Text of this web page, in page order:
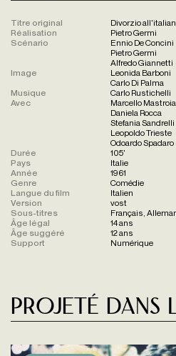
Titre original
Divorzio
Réalisation
Pietro Germi
Scénario
Ennio De Concini
Pietro Germi
Alfredo Giannetti
Image
Leonida Barboni
Carlo Di Palma
Musique
Carlo Rustichelli
Avec
Marcello
Daniela Rocca
Stefania Sandrelli
Leopoldo Trieste
Odoardo Spadaro
Durée
105'
Pays
Italie
Année
1961
Genre
Comédie
Langue du film
Italien
Version
vost
Sous-titres
Français,
Âge légal
14 ans
Âge suggéré
12 ans
Support
Numérique
Projeté dans